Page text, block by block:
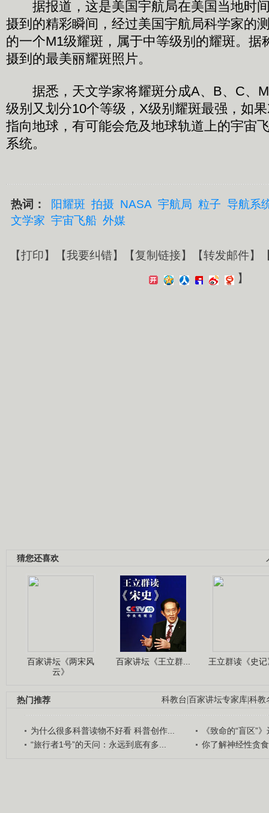
据报道，这是美国宇航局在美国当地时
摄到的精彩瞬间，经过美国宇航局科学家的
的一个M1级耀斑，属于中等级别的耀斑。据
摄到的最美丽耀斑照片。
据悉，天文学家将耀斑分成A、B、C、M
级别又划分10个等级，X级别耀斑最强，如
指向地球，有可能会危及地球轨道上的宇宙
系统。
热词： 阳耀斑 拍摄 NASA 宇航局 粒子 导航系
文学家 宇宙飞船 外媒
【打印】【我要纠错】【复制链接】【转发邮件】
】
猜您还喜欢
百家讲坛《两宋风
云》
百家讲坛《王立群... 王立群读《史
科教台 百家讲坛专家库 科教
热门推荐
为什么很多科普读物不好看 科普创作...
《致命的“盲区”
“旅行者1号”的天问：永远到底有多...
你了解神经性贪